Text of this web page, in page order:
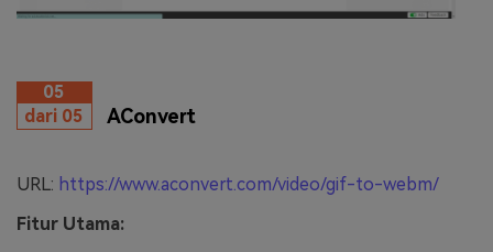
05
dari 05
AConvert
URL: https://www.aconvert.com/video/gif-to-webm/
Fitur Utama: